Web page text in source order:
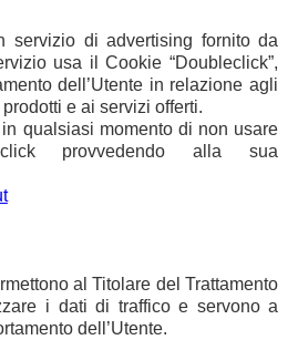
servizio di advertising fornito da
usa il Cookie “Doubleclick”,
dell’Utente in relazione agli
e ai servizi offerti.
in qualsiasi momento di non usare
provvedendo alla sua
al Titolare del Trattamento
i dati di traffico e servono a
dell’Utente.